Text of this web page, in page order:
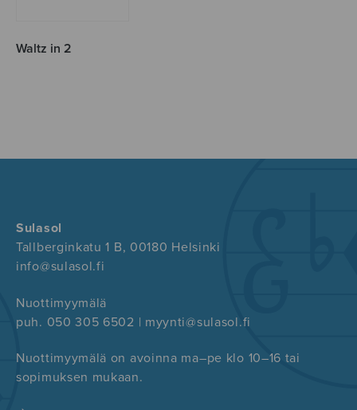
Waltz in 2
Sulasol
Tallberginkatu 1 B, 00180 Helsinki
info@sulasol.fi
Nuottimyymälä
puh. 050 305 6502 | myynti@sulasol.fi
Nuottimyymälä on avoinna ma–pe klo 10–16 tai
sopimuksen mukaan.